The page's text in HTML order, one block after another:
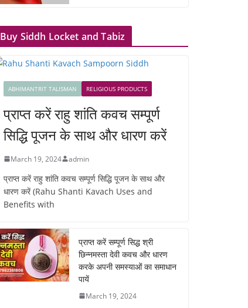
Buy Siddh Locket and Tabiz
ABHIMANTRIT TALISMAN RELIGIOUS PRODUCTS
प्राप्त करें राहु शांति कवच सम्पूर्ण
सिद्धि पूजन के साथ और धारण करें
March 19, 2024 admin
प्राप्त करें राहु शांति कवच सम्पूर्ण सिद्धि पूजन के साथ और
धारण करें (Rahu Shanti Kavach Uses and
Benefits with
प्राप्त करें सम्पूर्ण सिद्ध श्री
छिन्नमस्ता देवी कवच और धारण
करके अपनी समस्याओं का समाधान
पायें
March 19, 2024